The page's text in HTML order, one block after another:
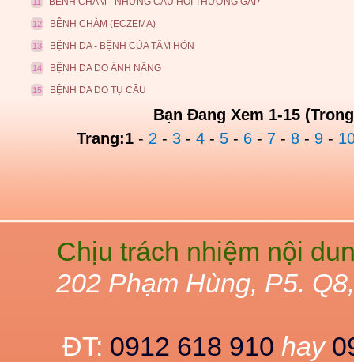
12 BỆNH CHÀM (ECZEMA)
13 BỆNH DA - BỆNH CỦA TÂM HỒN
14 BỆNH DA DO ÁNH NẮNG
15 BỆNH DA DO TỤ CẦU
Bạn Đang Xem 1-15
Trang:1 - 2 - 3 - 4 - 5 - 6 - 7 - 8 - 9 -
Chịu trách nhiệm nội
202 Phạm Hùng, P5.
ĐT: 0912 618 910 hay